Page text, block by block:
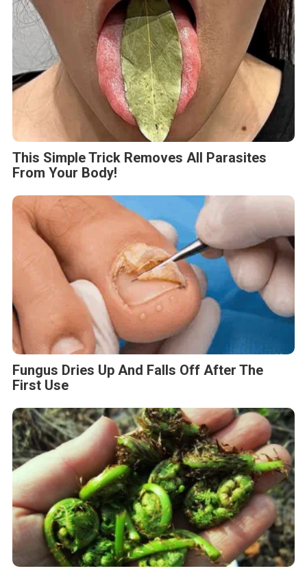
This Simple Trick Removes All Parasites
From Your Body!
Fungus Dries Up And Falls Off After The
First Use